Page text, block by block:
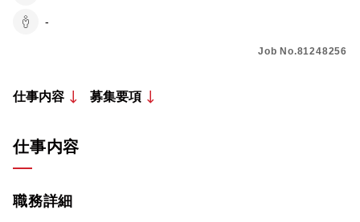
-
Job No.81248256
仕事内容 募集要項
仕事内容
職務詳細